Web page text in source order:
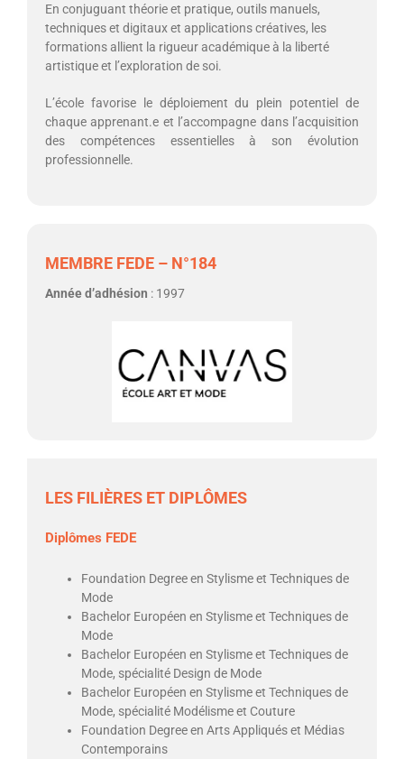
En conjuguant théorie et pratique, outils manuels,
techniques et digitaux et applications créatives, les
formations allient la rigueur académique à la liberté
artistique et l’exploration de soi.
L’école favorise le déploiement du plein potentiel de
chaque apprenant.e et l’accompagne dans l’acquisition
des compétences essentielles à son évolution
professionnelle.
MEMBRE FEDE – N°184
Année d’adhésion : 1997
LES FILIÈRES ET DIPLÔMES
Diplômes FEDE
Foundation Degree en Stylisme et Techniques de
Mode
Bachelor Européen en Stylisme et Techniques de
Mode
Bachelor Européen en Stylisme et Techniques de
Mode, spécialité Design de Mode
Bachelor Européen en Stylisme et Techniques de
Mode, spécialité Modélisme et Couture
Foundation Degree en Arts Appliqués et Médias
Contemporains